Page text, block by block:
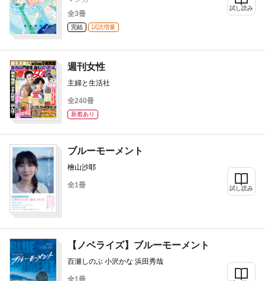
全3冊
完結 試読増量
試し読み
週刊女性
主婦と生活社
全240冊
新着あり
ブルーモーメント
檜山沙耶
全1冊 試し読み
【ノベライズ】ブルーモーメント
百瀬しのぶ 小沢かな 浜田秀哉